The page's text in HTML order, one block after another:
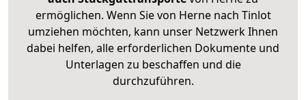
ermöglichen. Wenn Sie von Herne nach Tinlot
umziehen möchten, kann unser Netzwerk Ihnen
dabei helfen, alle erforderlichen Dokumente und
Unterlagen zu beschaffen und die
durchzuführen.